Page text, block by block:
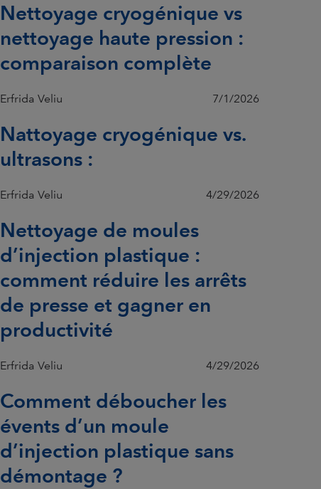
Nettoyage cryogénique vs
nettoyage haute pression :
comparaison complète
Erfrida Veliu 7/1/2026
Nattoyage cryogénique vs.
ultrasons :
Erfrida Veliu 4/29/2026
Nettoyage de moules
d’injection plastique :
comment réduire les arrêts
de presse et gagner en
productivité
Erfrida Veliu 4/29/2026
Comment déboucher les
évents d’un moule
d’injection plastique sans
démontage ?